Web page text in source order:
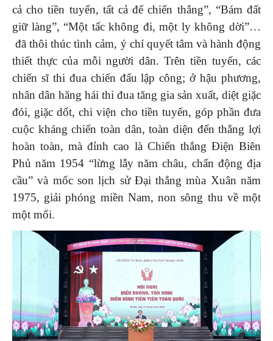
cả cho tiền tuyến, tất cả để chiến thắng”, “Bám đất
giữ làng”, “Một tấc không đi, một ly không dời”…
đã thôi thúc tình cảm, ý chí quyết tâm và hành động
thiết thực của mỗi người dân. Trên tiền tuyến, các
chiến sĩ thi đua chiến đấu lập công; ở hậu phương,
nhân dân hăng hái thi đua tăng gia sản xuất, diệt giặc
đói, giặc dốt, chi viện cho tiền tuyến, góp phần đưa
cuộc kháng chiến toàn dân, toàn diện đến thắng lợi
hoàn toàn, mà đỉnh cao là Chiến thắng Điện Biên
Phủ năm 1954 “lừng lẫy năm châu, chấn động địa
cầu” và mốc son lịch sử Đại thắng mùa Xuân năm
1975, giải phóng miền Nam, non sông thu về một
một mối.